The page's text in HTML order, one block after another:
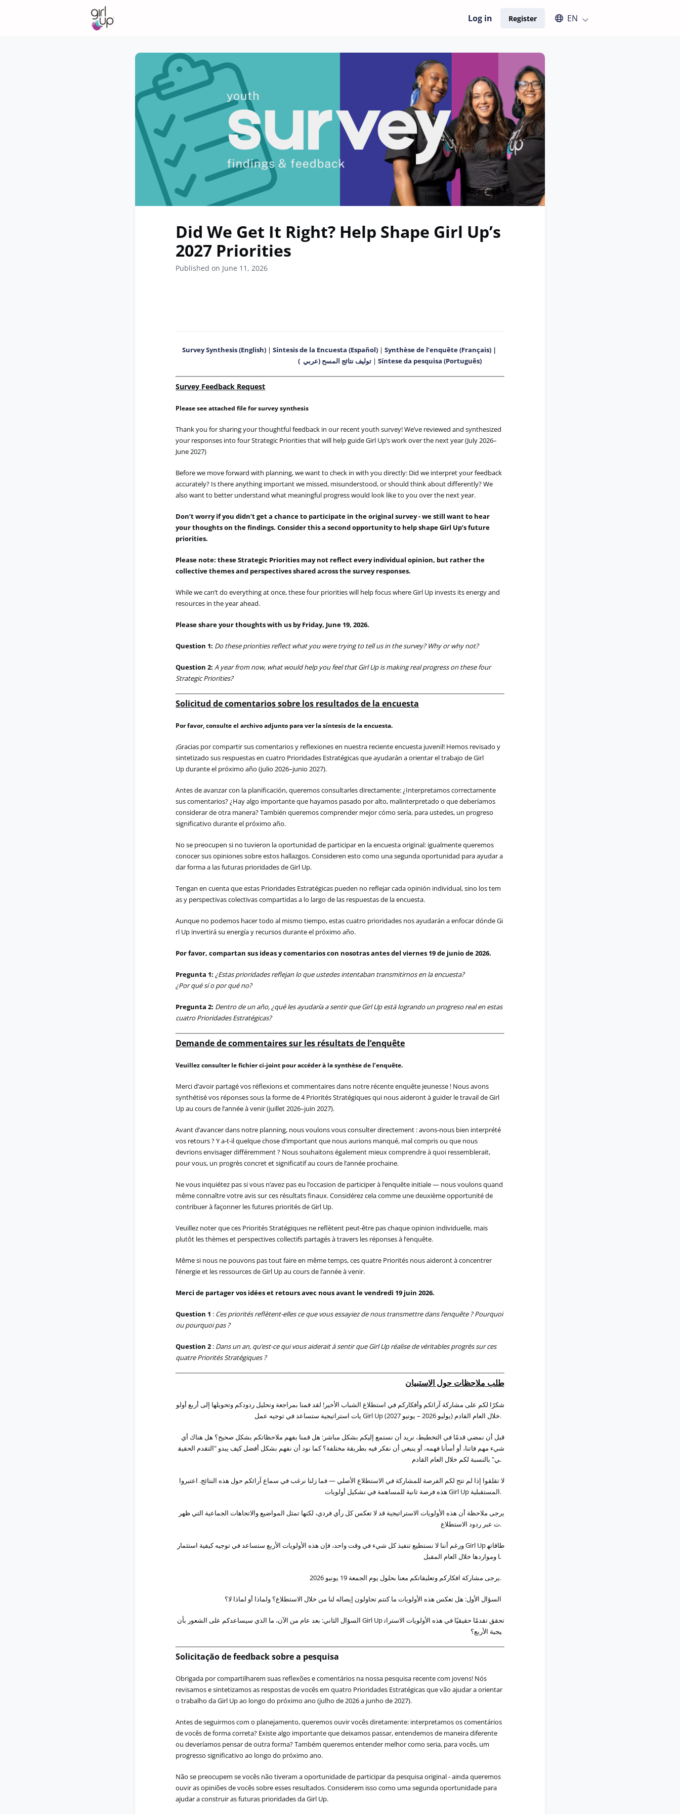
Log in Register Select an available language
EN
Did We Get It Right? Help Shape Girl Up’s
2027 Priorities
Published on June 11, 2026
Survey Synthesis (English) | Síntesis de la Encuesta (Español)| Synthèse de l’enquête (Français) |
( عربي) توليف نتائج المسح |Síntese da pesquisa (Português)
Survey Feedback Request
Please see attached file for survey synthesis
Thank you for sharing your thoughtful feedback in our recent youth survey!We’ve reviewed and synthesized
your responses into four Strategic Priorities that will help guide Girl Up’s work over the next year (July 2026–
June 2027)
Before we move forward with planning, we want to check in with you directly: Did we interpret your feedback
accurately? Is there anything important we missed, misunderstood, or should think about differently? We
also want to better understand what meaningful progresswould look like to you over the next year.
Don’tworry if youdidn’tget a chance to participate in the original survey - we still want to hear
your thoughts on the findings. Considerthisa second opportunity to help shape Girl Up’s future
priorities.
Please note: these Strategic Priorities may not reflect every individual opinion, but rather the
collective themes and perspectives shared across the survey responses.
While wecan’tdo everything at once, these four priorities will helpfocuswhere Girl Up invests its energy and
resources in the year ahead.
Please share your thoughts with us by Friday, June 19, 2026.
Question 1: Do these priorities reflect what you were trying to tell us in the survey? Why or why not?
Question 2: A year from now, what would help you feel that Girl Up is making real progress on these four
Strategic Priorities?
Solicitud de comentarios sobre los resultados de la encuesta
Por favor, consulte el archivo adjunto para ver la síntesis de la encuesta.
¡Gracias porcompartirsuscomentariosy reflexionesen nuestra recienteencuesta juvenil! Hemos revisado y
sintetizado sus respuestasen cuatro Prioridades Estratégicasqueayudarán aorientareltrabajo de Girl
Upduranteel próximo año (julio 2026–junio 2027).
Antes de avanzar con la planificación, queremos consultarles directamente: ¿Interpretamos correctamente
sus comentarios? ¿Hay algo importante que hayamos pasado por alto, malinterpretado o que deberíamos
considerar de otra manera? También queremos comprender mejor cómo sería, para ustedes, un progreso
significativo durante el próximo año.
No se preocupen si no tuvieron la oportunidad de participar en la encuesta original: igualmente queremos
conocer sus opiniones sobre estos hallazgos. Consideren esto como una segunda oportunidad para ayudar a
dar forma a las futuras prioridades de Girl Up.
Tenganen cuentaqueestas Prioridades Estratégicas pueden no reflejarcadaopinión individual,sino lostem
asy perspectivascolectivascompartidasa lo largo de las respuestasde laencuesta.
Aunque no podemos hacertodo al mismo tiempo,estascuatro prioridades nosayudarán aenfocardóndeGi
rl Up invertirásu energíay recursosduranteel próximo año.
Por favor,compartan sus ideas ycomentarioscon nosotrasantes delviernes 19 de juniode 2026.
Pregunta 1:¿Estas prioridades reflejanloque ustedes intentaban transmitirnos enlaencuesta?
¿Porquésíopor quéno?
Pregunta 2: Dentro de un año, ¿qué les ayudaría a sentir que Girl Up está logrando un progreso real en estas
cuatro Prioridades Estratégicas?
Demande de commentaires sur les résultats de l’enquête
Veuillez consulter le fichier ci-joint pour accéder à la synthèse de l’enquête.
Merci d’avoir partagé vos réflexions et commentaires dans notre récente enquête jeunesse ! Nous avons
synthétisé vos réponsessous la forme de4Priorités Stratégiques qui nousaideront à guider le travail de Girl
Up au cours de l’année à venir (juillet 2026–juin 2027).
Avant d’avancer dans notre planning, nous voulons vous consulter directement : avons-nous bien interprété
vos retours ? Y a-t-il quelque chose d’important que nous aurions manqué, mal compris ou que nous
devrions envisager différemment ? Nous souhaitons également mieux comprendre à quoi ressemblerait,
pour vous, un progrès concret et significatif au cours de l’année prochaine.
Ne vous inquiétez pas si vous n’avez pas eu l’occasion de participer à l’enquête initiale — nous voulons quand
même connaître votre avis sur ces résultatsfinaux. Considérez cela comme une deuxième opportunité de
contribuer à façonner les futures priorités de Girl Up.
Veuillez noter que ces Priorités Stratégiques ne reflètent peut-être pas chaque opinion individuelle, mais
plutôt les thèmes et perspectives collectifs partagés à travers les réponses à l’enquête.
Même si nous ne pouvons pas tout faire en même temps, ces quatre Priorités nous aideront à concentrer
l’énergie et les ressources de Girl Up au cours de l’année à venir.
Merci de partager vos idées et retours avec nous avant le vendredi 19 juin 2026.
Question 1 : Ces priorités reflètent-elles ce que vous essayiez de nous transmettre dans l’enquête ? Pourquoi
ou pourquoi pas ?
Question 2 : Dans un an, qu’est-ce qui vous aiderait à sentir que Girl Up réalise de véritables progrès sur ces
quatre Priorités Stratégiques ?
طلب ملاحظات حول الاستبيان
شكرا لكم على مشاركة آرائكم وأفكاركم في استطلاع الشباب الأخير! لقدقمنا بمراجعة وتحليل ردودكم وتحويلها إلى أربع أولو
يات استراتيجية ستساعدفيتوجيه عمل Girl Up خلال العام القادم (يوليو 2026 – يونيو 2027).
قبل أن نمضيقدما في التخطيط، نريد أن نستمع إليكم بشكل مباشر: هل قمنا بفهم ملاحظاتكم بشكل صحيح؟ هل هناك أي
شيء مهم فاتنا، أو أسأنا فهمه، أو ينبغي أن نفكر فيه بطريقة مختلفة؟كما نود أن نفهم بشكل أفضل كيف يبدو "التقدم الحقيق
ي" بالنسبة لكم خلال العام القادم .
لاتقلقوا إذا لم تتح لكم الفرصة للمشاركة في الاستطلاع الأصلي—فما زلنا نرغبفي سماع آرائكم حول هذه النتائج. اعتبروا
هذه فرصة ثانية للمساهمة فيتشكيل أولويات Girl Up المستقبلية.
يرجى ملاحظة أن هذه الأولويات الاستراتيجية قدلاتعكس كل رأيفردي، لكنها تمثل المواضيعوالاتجاهات الجماعية التيظهر
ت عبر ردود الاستطلاع .
ورغم أننا لا نستطيعتنفيذكل شيء فيوقتواحد،فإن هذه الأولويات الأربع ستساعدفيتوجيه كيفية استثمار Girl Upطاقاته
ا ومواردها خلال العام المقبل .
يرجى مشاركة افكاركم وتعليقاتكم معنا بحلول يوم الجمعة 19 يونيو 2026.
السؤال الأول: هل تعكس هذه الأولويات ما كنتم تحاولون إيصاله لنا من خلال الاستطلاع؟ولماذا أو لماذا لا
السؤال الثاني: بعد عام من الآن، ما الذي سيساعدكم على الشعور بأن Girl Up تحققتقدما حقيقيا في هذه الأولويات الاسترات
يجية الأربع ؟
Solicitação de feedback sobre a pesquisa
Obrigada por compartilharem suas reflexões e comentários na nossa pesquisa recente com jovens! Nós
revisamos e sintetizamos as respostas de vocês em quatro Prioridades Estratégicas que vão ajudar a orientar
o trabalho da Girl Up ao longo do próximo ano (julho de 2026 a junho de 2027).
Antes de seguirmos com o planejamento, queremos ouvir vocês diretamente: interpretamos os comentários
de vocês de forma correta? Existe algo importante que deixamos passar, entendemos de maneira diferente
ou deveríamos pensar de outra forma? Também queremos entender melhor como seria, para vocês, um
progresso significativo ao longo do próximo ano.
Não se preocupem se vocês não tiveram a oportunidade de participar da pesquisa original - ainda queremos
ouvir as opiniões de vocês sobre esses resultados. Considerem isso como uma segunda oportunidade para
ajudar a construir as futuras prioridades da Girl Up.